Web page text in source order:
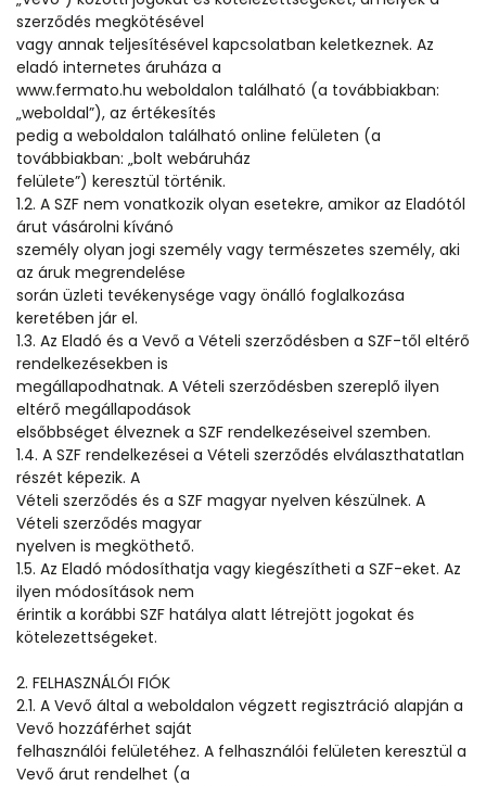
szerződés megkötésével
vagy annak teljesítésével kapcsolatban keletkeznek. Az
eladó internetes áruháza a
www.fermato.hu weboldalon található (a továbbiakban:
„weboldal”), az értékesítés
pedig a weboldalon található online felületen (a
továbbiakban: „bolt webáruház
felülete”) keresztül történik.
1.2. A SZF nem vonatkozik olyan esetekre, amikor az Eladótól
árut vásárolni kívánó
személy olyan jogi személy vagy természetes személy, aki
az áruk megrendelése
során üzleti tevékenysége vagy önálló foglalkozása
keretében jár el.
1.3. Az Eladó és a Vevő a Vételi szerződésben a SZF-től eltérő
rendelkezésekben is
megállapodhatnak. A Vételi szerződésben szereplő ilyen
eltérő megállapodások
elsőbbséget élveznek a SZF rendelkezéseivel szemben.
1.4. A SZF rendelkezései a Vételi szerződés elválaszthatatlan
részét képezik. A
Vételi szerződés és a SZF magyar nyelven készülnek. A
Vételi szerződés magyar
nyelven is megköthető.
1.5. Az Eladó módosíthatja vagy kiegészítheti a SZF-eket. Az
ilyen módosítások nem
érintik a korábbi SZF hatálya alatt létrejött jogokat és
kötelezettségeket.
2. FELHASZNÁLÓI FIÓK
2.1. A Vevő által a weboldalon végzett regisztráció alapján a
Vevő hozzáférhet saját
felhasználói felületéhez. A felhasználói felületen keresztül a
Vevő árut rendelhet (a